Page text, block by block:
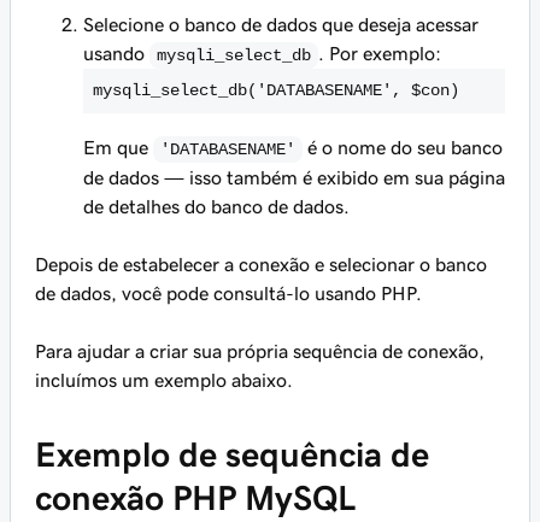
Selecione o banco de dados que deseja acessar
usando
mysqli_select_db
. Por exemplo:
mysqli_select_db('DATABASENAME', $con)
Em que 'DATABASENAME'
é o nome do seu banco
de dados — isso também é exibido em sua página
de detalhes do banco de dados.
Depois de estabelecer a conexão e selecionar o banco
de dados, você pode consultá-lo usando PHP.
Para ajudar a criar sua própria sequência de conexão,
incluímos um exemplo abaixo.
Exemplo de sequência de
conexão PHP MySQL